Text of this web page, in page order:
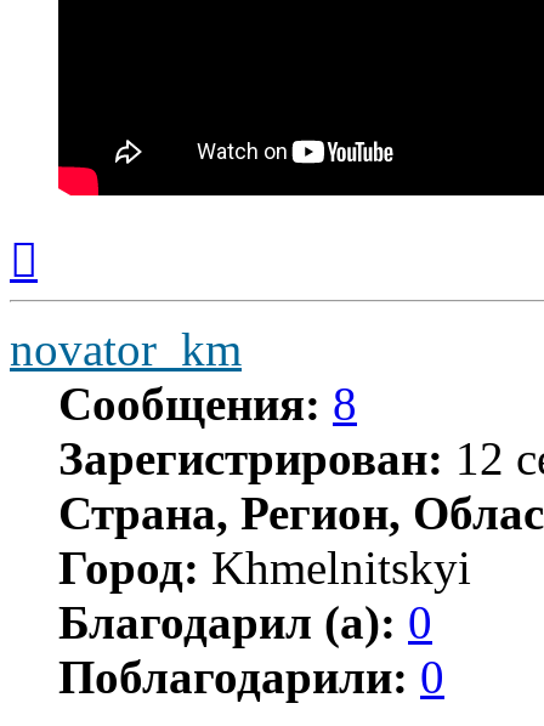
началу
novator_km
Сообщения: 8
Зарегистрирован: 12
Страна, Регион,
Город: Khmelnitskyi
Благодарил (а): 0
Поблагодарили: 0